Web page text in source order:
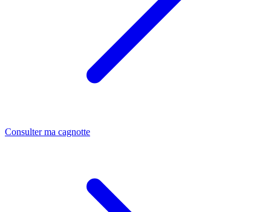
Consulter ma cagnotte